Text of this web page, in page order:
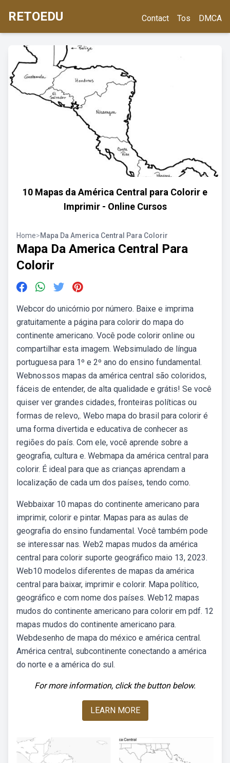
RETOEDU Contact Tos DMCA
10 Mapas da América Central para Colorir e
Imprimir - Online Cursos
Home>Mapa Da America Central Para Colorir
Mapa Da America Central Para
Colorir
Webcor do unicórnio por número. Baixe e imprima
gratuitamente a página para colorir do mapa do
continente americano. Você pode colorir online ou
compartilhar esta imagem. Websimulado de língua
portuguesa para 1º e 2º ano do ensino fundamental.
Webnossos mapas da américa central são coloridos,
fáceis de entender, de alta qualidade e grátis! Se você
quiser ver grandes cidades, fronteiras políticas ou
formas de relevo,. Webo mapa do brasil para colorir é
uma forma divertida e educativa de conhecer as
regiões do país. Com ele, você aprende sobre a
geografia, cultura e. Webmapa da américa central para
colorir. É ideal para que as crianças aprendam a
localização de cada um dos países, tendo como.
Webbaixar 10 mapas do continente americano para
imprimir, colorir e pintar. Mapas para as aulas de
geografia do ensino fundamental. Você também pode
se interessar nas. Web2 mapas mudos da américa
central para colorir suporte geográfico maio 13, 2023.
Web10 modelos diferentes de mapas da américa
central para baixar, imprimir e colorir. Mapa político,
geográfico e com nome dos países. Web12 mapas
mudos do continente americano para colorir em pdf. 12
mapas mudos do continente americano para.
Webdesenho de mapa do méxico e américa central.
América central, subcontinente conectando a américa
do norte e a américa do sul.
For more information, click the button below.
LEARN MORE